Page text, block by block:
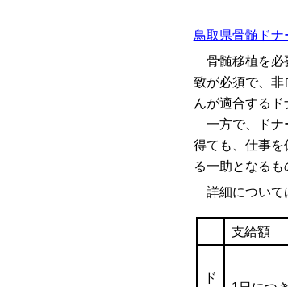
鳥取県骨髄ド
骨髄移植を必
致が必須で、非
んが適合するド
一方で、ドナ
得ても、仕事
る一助となるも
詳細について
支給額
ド